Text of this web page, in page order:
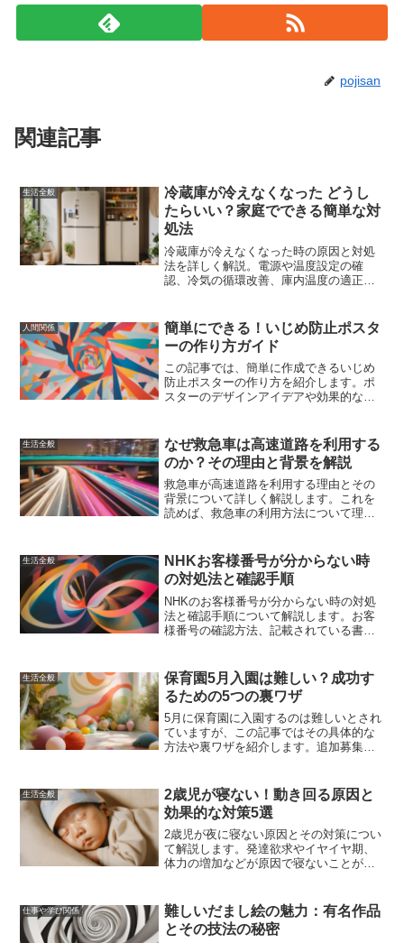
pojisan
関連記事
生活全般
冷蔵庫が冷えなくなった どうし
たらいい？家庭でできる簡単な対
処法
冷蔵庫が冷えなくなった時の原因と対処
法を詳しく解説。電源や温度設定の確
認、冷気の循環改善、庫内温度の適正
人間関係
簡単にできる！いじめ防止ポスタ
ーの作り方ガイド
この記事では、簡単に作成できるいじめ
防止ポスターの作り方を紹介します。ポ
スターのデザインアイデアや効果的な標
防止活動の広げ方について詳しく解説し
ます。
生活全般
なぜ救急車は高速道路を利用する
のか？その理由と背景を解説
救急車が高速道路を利用する理由とその
背景について詳しく解説します。これを
読めば、救急車の利用方法について理解
生活全般
NHKお客様番号が分からない時
の対処法と確認手順
NHKのお客様番号が分からない時の対処
法と確認手順について解説します。お客
様番号の確認方法、記載されている書
ます。
生活全般
保育園5月入園は難しい？成功す
るための5つの裏ワザ
5月に保育園に入園するのは難しいとされ
ていますが、この記事ではその具体的な
方法や裏ワザを紹介します。追加募集や
説します。
生活全般
2歳児が寝ない！動き回る原因と
効果的な対策5選
2歳児が夜に寝ない原因とその対策につい
て解説します。発達欲求やイヤイヤ期、
体力の増加などが原因で寝ないことが多
仕事や学び関係
難しいだまし絵の魅力：有名作品
とその技法の秘密